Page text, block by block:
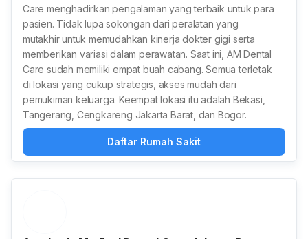
Care menghadirkan pengalaman yang terbaik untuk para
pasien. Tidak lupa sokongan dari peralatan yang
mutakhir untuk memudahkan kinerja dokter gigi serta
memberikan variasi dalam perawatan. Saat ini, AM Dental
Care sudah memiliki empat buah cabang. Semua terletak
di lokasi yang cukup strategis, akses mudah dari
pemukiman keluarga. Keempat lokasi itu adalah Bekasi,
Tangerang, Cengkareng Jakarta Barat, dan Bogor.
Daftar Rumah Sakit